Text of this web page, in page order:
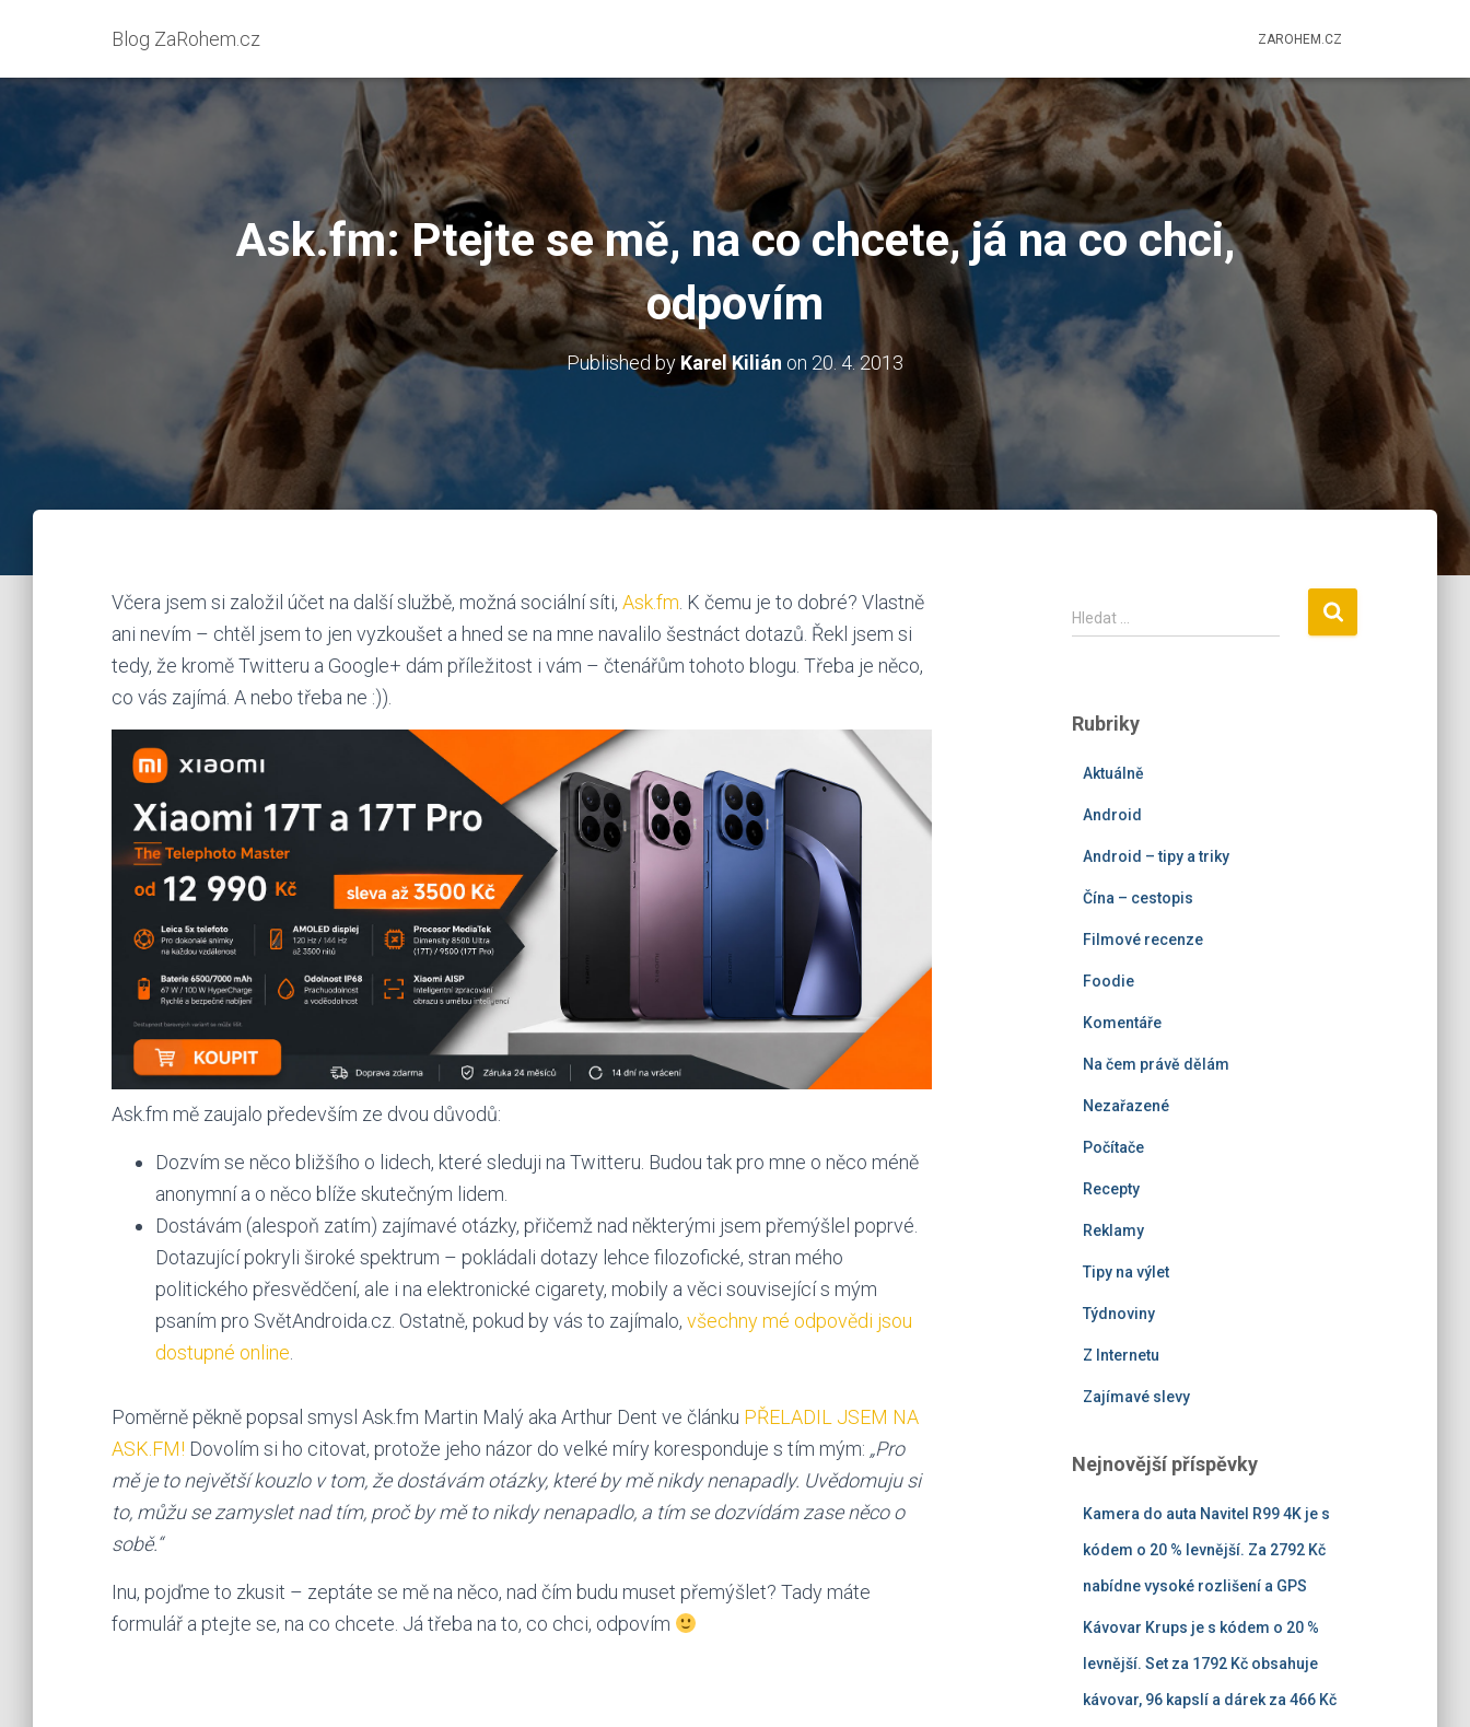
Blog ZaRohem.cz ZAROHEM.CZ
Ask.fm: Ptejte se mě, na co chcete, já na co chci,
odpovím
Published by Karel Kilián on 20. 4. 2013
Včera jsem si založil účet na další službě, možná sociální síti, Ask.fm . K čemu je to dobré? Vlastně
ani nevím – chtěl jsem to jen vyzkoušet a hned se na mne navalilo šestnáct dotazů. Řekl jsem si
tedy, že kromě Twitteru a Google+ dám příležitost i vám – čtenářům tohoto blogu. Třeba je něco,
co vás zajímá. A nebo třeba ne :)).
Ask.fm mě zaujalo především ze dvou důvodů:
Dozvím se něco bližšího o lidech, které sleduji na Twitteru. Budou tak pro mne o něco méně
anonymní a o něco blíže skutečným lidem.
Dostávám (alespoň zatím) zajímavé otázky, přičemž nad některými jsem přemýšlel poprvé.
Dotazující pokryli široké spektrum – pokládali dotazy lehce filozofické, stran mého
politického přesvědčení, ale i na elektronické cigarety, mobily a věci související s mým
psaním pro SvětAndroida.cz. Ostatně, pokud by vás to zajímalo, všechny mé odpovědi jsou
dostupné online.
Poměrně pěkně popsal smysl Ask.fm Martin Malý aka Arthur Dent ve článku PŘELADIL JSEM NA
ASK.FM! Dovolím si ho citovat, protože jeho názor do velké míry koresponduje s tím mým: „Pro
mě je to největší kouzlo v tom, že dostávám otázky, které by mě nikdy nenapadly. Uvědomuju si
to, můžu se zamyslet nad tím, proč by mě to nikdy nenapadlo, a tím se dozvídám zase něco o
sobě.“
Inu, pojďme to zkusit – zeptáte se mě na něco, nad čím budu muset přemýšlet? Tady máte
formulář a ptejte se, na co chcete. Já třeba na to, co chci, odpovím
V
y
d
Hledat …
Rubriky
Aktuálně
Android
Android – tipy a triky
Čína – cestopis
Filmové recenze
Foodie
Komentáře
Na čem právě dělám
Nezařazené
Počítače
Recepty
Reklamy
Tipy na výlet
Týdnoviny
Z Internetu
Zajímavé slevy
Nejnovější příspěvky
Kamera do auta Navitel R99 4K je s
kódem o 20 % levnější. Za 2792 Kč
nabídne vysoké rozlišení a GPS
Kávovar Krups je s kódem o 20 %
levnější. Set za 1792 Kč obsahuje
kávovar, 96 kapslí a dárek za 466 Kč